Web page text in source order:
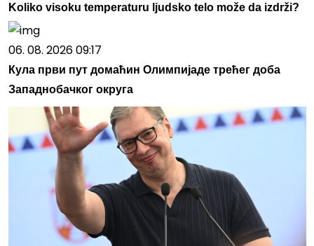
Koliko visoku temperaturu ljudsko telo može da izdrži?
06. 08. 2026 09:17
Кула први пут домаћин Олимпијаде трећег доба
Западнобачког округа